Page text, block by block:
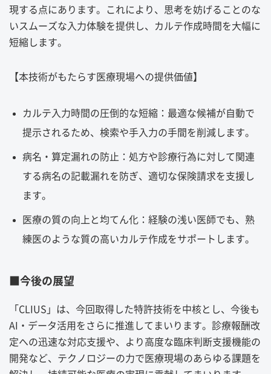
現する点にあります。これにより、思考を妨げることのな
いスムーズな入力体験を提供し、カルテ作成時間を大幅に
短縮します。
【本技術がもたらす医療現場への提供価値】
カルテ入力時間の圧倒的な短縮：最適な候補が自動で
提示されるため、検索や手入力の手間を削減します。
病名・算定漏れの防止：処方や診療行為に対して関連
する病名の記載漏れを防ぎ、適切な保険請求を支援し
ます。
医療の質の向上と均てん化：経験の浅い医師でも、熟
練医のような質の高いカルテ作成をサポートします。
■今後の展望
「CLIUS」は、今回取得した特許技術を中核とし、今後も
AI・データ活用をさらに推進してまいります。診療報酬改
定への迅速な対応支援や、より高度な臨床判断支援機能の
開発など、テクノロジーの力で医療現場のあらゆる課題を